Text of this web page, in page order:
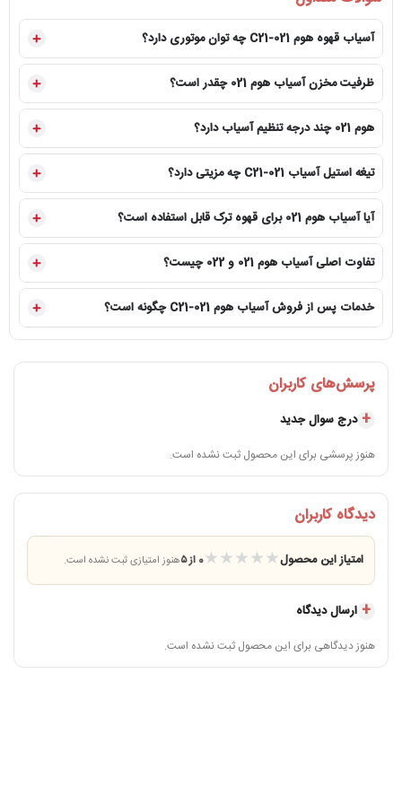
توان موتور
نوع تیغه
ظرفیت هاپر
تنظیم درجه 19 درجه اصلی از ریز تا درشت
روش خروجی مخزن
جنس بدنه
محدوده خروجی اسپرسو،
خروجی بسیار ریز قابل تنظیم
رنگ‌بندی
خدمات پس از فروش
شات‌زن آسیاب هوم 021 چگونه کار
می‌کند؟
آماده‌سازی چند اسپرسو پشت‌سرهم، سرعت کار را افزایش می‌دهد و نیاز به برداشتن پودر
آسیاب قهوه هوم C21-021 چه توان موتوری دارد؟
ظرفیت مخزن آسیاب هوم 021 چقدر است؟
هوم 021 چند درجه تنظیم آسیاب دارد؟
تیغه استیل آسیاب C21-021 چه مزیتی دارد؟
آیا آسیاب هوم 021 برای قهوه ترک قابل استفاده است؟
تفاوت اصلی آسیاب هوم 021 و 022 چیست؟
خدمات پس از فروش آسیاب هوم C21-021 چگونه است؟
پرسش‌های کاربران
درج سوال جدید
هنوز پرسشی برای این محصول ثبت نشده است.
دیدگاه کاربران
امتیاز این محصول ★★★★★ 0 از ۵ هنوز امتیازی ثبت نشده است.
ارسال دیدگاه
هنوز دیدگاهی برای این محصول ثبت نشده است.